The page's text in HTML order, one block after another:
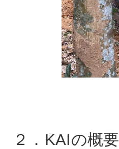
２．KAIの概要